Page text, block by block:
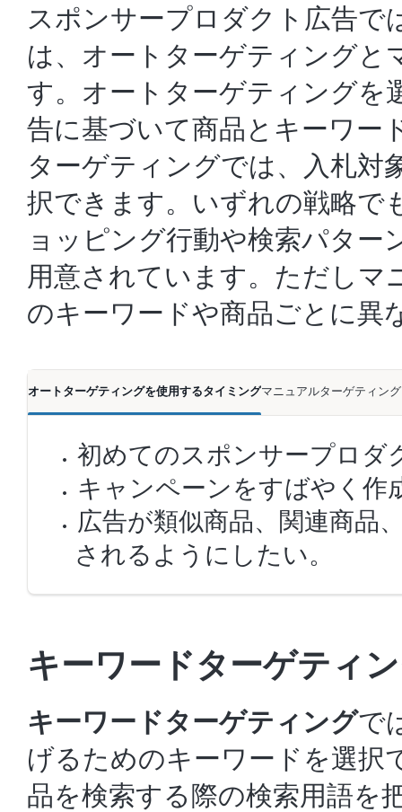
スポンサープロダクト広告で
は、オートターゲティング
す。オートターゲティングを
告に基づいて商品とキーワー
ターゲティングでは、入札対
択できます。いずれの戦略で
ョッピング行動や検索パタ
用意されています。ただしマ
のキーワードや商品ごとに異
オートターゲティングを使用するタイミングマニュアルターゲティン
初めてのスポンサープロダ
キャンペーンをすばやく作
広告が類似商品、関連商品
されるようにしたい。
キーワードターゲティ
キーワードターゲティングで
げるためのキーワードを選択
品を検索する際の検索用語を